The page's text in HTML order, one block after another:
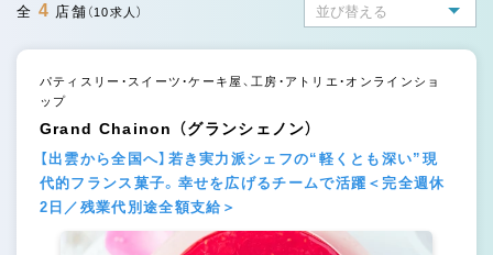
全 4 店舗 （10求人）
パティスリー・スイーツ・ケーキ屋、工房・アトリエ・オンラインショ
ップ
Grand Chainon （グランシェノン）
【出雲から全国へ】若き実力派シェフの“軽くとも深い”現
代的フランス菓子。幸せを広げるチームで活躍＜完全週休
2日／残業代別途全額支給＞